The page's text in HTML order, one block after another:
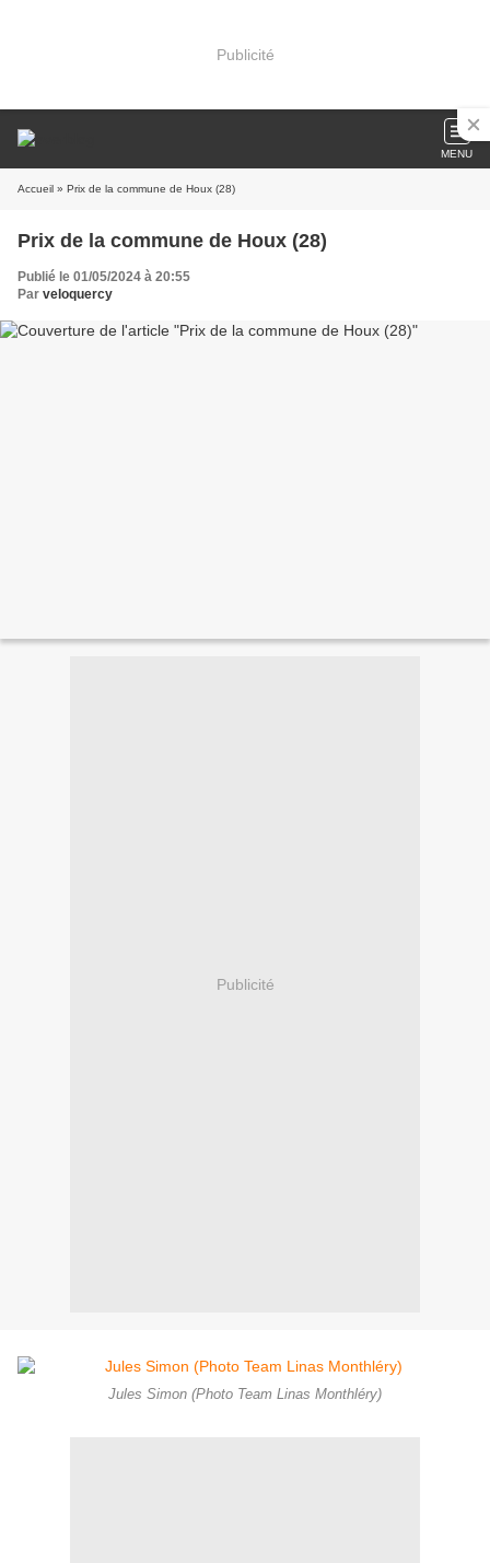
Publicité
MENU
Accueil » Prix de la commune de Houx (28)
Prix de la commune de Houx (28)
Publié le 01/05/2024 à 20:55
Par veloquercy
Publicité
Jules Simon (Photo Team Linas Monthléry)